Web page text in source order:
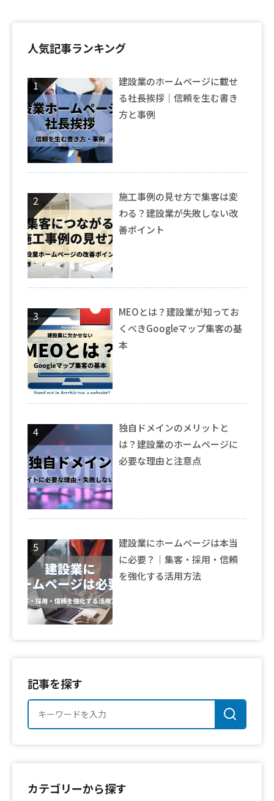
人気記事ランキング
建設業のホームページに載せ
る社長挨拶｜信頼を生む書き
方と事例
施工事例の見せ方で集客は変
わる？建設業が失敗しない改
善ポイント
MEOとは？建設業が知ってお
くべきGoogleマップ集客の基
本
独自ドメインのメリットと
は？建設業のホームページに
必要な理由と注意点
建設業にホームページは本当
に必要？｜集客・採用・信頼
を強化する活用方法
記事を探す
カテゴリーから探す